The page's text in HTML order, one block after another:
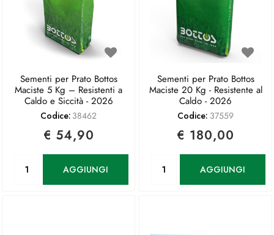
Sementi per Prato Bottos
Maciste 5 Kg – Resistenti a
Caldo e Siccità - 2026
Codice: 38462
€ 54,90
AGGIUNGI
Sementi per Prato Bottos
Maciste 20 Kg - Resistente al
Caldo - 2026
Codice: 37559
€ 180,00
AGGIUNGI